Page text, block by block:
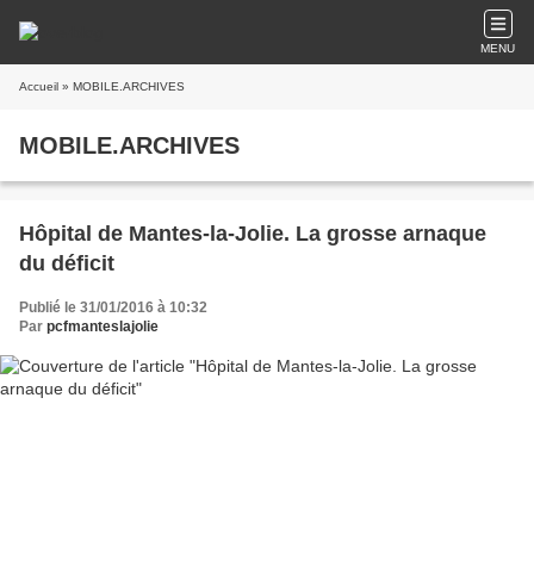
MENU
Accueil » MOBILE.ARCHIVES
MOBILE.ARCHIVES
Hôpital de Mantes-la-Jolie. La grosse arnaque
du déficit
Publié le 31/01/2016 à 10:32
Par pcfmanteslajolie